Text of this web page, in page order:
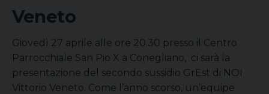
Veneto
Giovedì 27 aprile alle ore 20.30 presso il Centro
Parrocchiale San Pio X a Conegliano, ci sarà la
presentazione del secondo sussidio GrEst di NOI
Vittorio Veneto. Come l’anno scorso, un’equipe